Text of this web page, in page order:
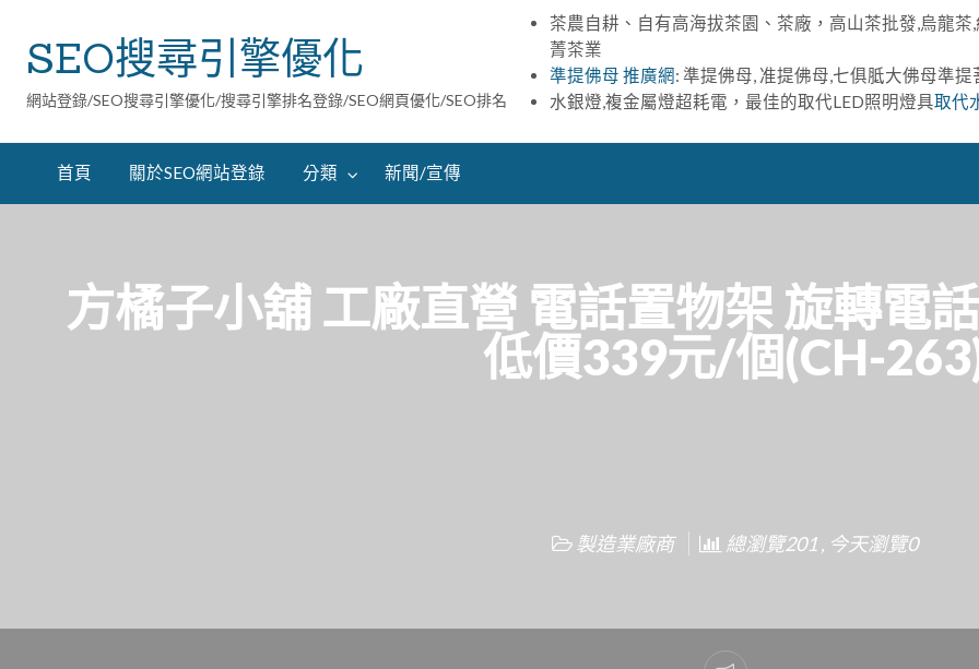
SEO搜尋引擎優化
網站登錄/SEO搜尋引擎優化/搜尋引擎排名登錄/SEO網頁優化/SEO排名
茶農自耕、自有高海拔茶園、茶廠，高山茶批發,烏龍茶
菁茶業
準提佛母 推廣網: 準提佛母, 准提佛母,七俱胝大佛母準
水銀燈,複金屬燈超耗電，最佳的取代LED照明燈具取代
首頁 關於SEO網站登錄 分類 新聞/宣傳
方橘子小舖 工廠直營 電話置物架 旋轉電
低價339元/個(CH-
製造業廠商 總瀏覽201 , 今天瀏覽0